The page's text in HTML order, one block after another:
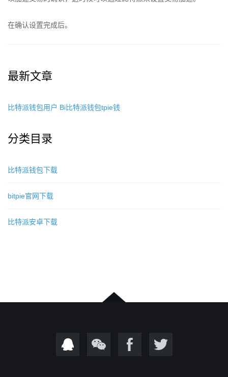
在确认设置完成后。
最新文章
比特派钱包用户 Bi比特派钱包tpie钱
分类目录
比特派钱包下载
bitpie官网下载
比特派安卓下载